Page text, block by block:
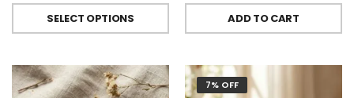
SELECT OPTIONS ADD TO CART
7% OFF